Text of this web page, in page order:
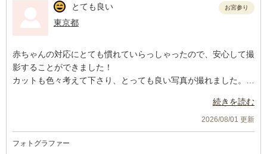
とても良い
東京都
お宮参り
赤ちゃんの対応にとても慣れていらっしゃったので、安心して撮
影することができました！
カットも色々考えて下さり、とっても良い写真が撮れました。仕
続きを読む
2026/08/01 更新
フォトグラファー